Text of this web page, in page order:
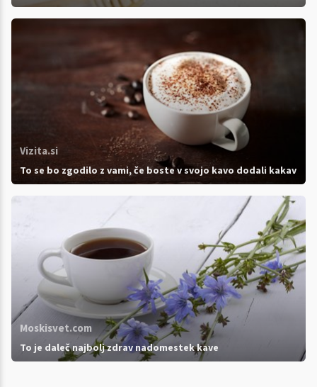
Vizita.si
To se bo zgodilo z vami, če boste v svojo kavo dodali kakav
Moskisvet.com
To je daleč najbolj zdrav nadomestek kave